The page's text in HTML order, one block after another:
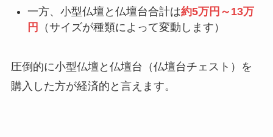
一方、小型仏壇と仏壇台合計は約5万円～13万
円
（サイズが種類によって変動します）
圧倒的に小型仏壇と仏壇台（仏壇台チェスト）を
購入した方が経済的と言えます。